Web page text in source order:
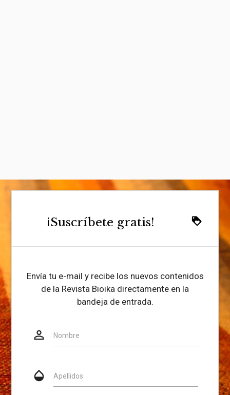
loyalty
¡Suscríbete gratis!
Envía tu e-mail y recibe los nuevos contenidos
de la Revista Bioika directamente en la
bandeja de entrada.
person_outline Nombre
opacity Apellidos
Website